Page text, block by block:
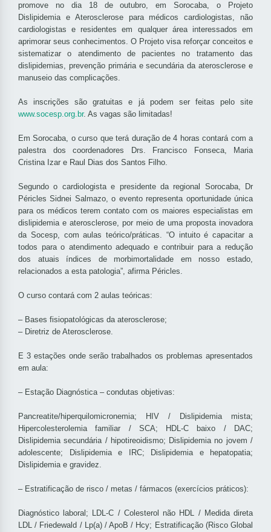
promove no dia 18 de outubro, em Sorocaba, o Projeto
Dislipidemia e Aterosclerose para médicos cardiologistas, não
cardiologistas e residentes em qualquer área interessados em
aprimorar seus conhecimentos. O Projeto visa reforçar conceitos e
sistematizar o atendimento de pacientes no tratamento das
dislipidemias, prevenção primária e secundária da aterosclerose e
manuseio das complicações.
As inscrições são gratuitas e já podem ser feitas pelo site
www.socesp.org.br. As vagas são limitadas!
Em Sorocaba, o curso que terá duração de 4 horas contará com a
palestra dos coordenadores Drs. Francisco Fonseca, Maria
Cristina Izar e Raul Dias dos Santos Filho.
Segundo o cardiologista e presidente da regional Sorocaba, Dr
Péricles Sidnei Salmazo, o evento representa oportunidade única
para os médicos terem contato com os maiores especialistas em
dislipidemia e aterosclerose, por meio de uma proposta inovadora
da Socesp, com aulas teórico/práticas. “O intuito é capacitar a
todos para o atendimento adequado e contribuir para a redução
dos atuais índices de morbimortalidade em nosso estado,
relacionados a esta patologia”, afirma Péricles.
O curso contará com 2 aulas teóricas:
– Bases fisiopatológicas da aterosclerose;
– Diretriz de Aterosclerose.
E 3 estações onde serão trabalhados os problemas apresentados
em aula:
– Estação Diagnóstica – condutas objetivas:
Pancreatite/hiperquilomicronemia; HIV / Dislipidemia mista;
Hipercolesterolemia familiar / SCA; HDL-C baixo / DAC;
Dislipidemia secundária / hipotireoidismo; Dislipidemia no jovem /
adolescente; Dislipidemia e IRC; Dislipidemia e hepatopatia;
Dislipidemia e gravidez.
– Estratificação de risco / metas / fármacos (exercícios práticos):
Diagnóstico laboral; LDL-C / Colesterol não HDL / Medida direta
LDL / Friedewald / Lp(a) / ApoB / Hcy; Estratificação (Risco Global